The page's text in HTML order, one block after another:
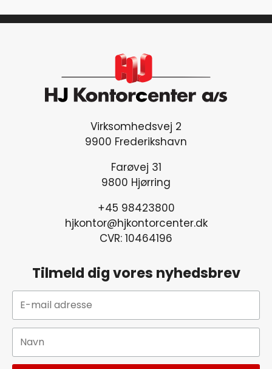
Virksomhedsvej 2
9900 Frederikshavn
Farøvej 31
9800 Hjørring
+45 98423800
hjkontor@hjkontorcenter.dk
CVR: 10464196
Tilmeld dig vores nyhedsbrev